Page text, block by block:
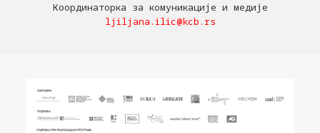
Координаторка за комуникације и медије
ljiljana.ilic@kcb.rs